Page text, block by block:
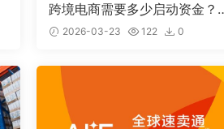
跨境电商需要多少启动资金？
平台资金规划详解
2026-03-23 122 0